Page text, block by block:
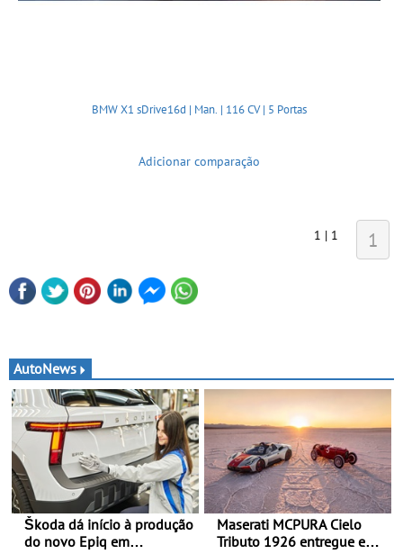
BMW X1 sDrive16d | Man. | 116 CV | 5 Portas
Adicionar comparação
1 | 1 1
AutoNews
Škoda dá início à produção
do novo Epiq em
Maserati MCPURA Cielo
Tributo 1926 entregue em